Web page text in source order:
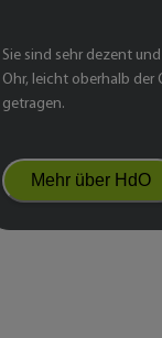
Sie sind sehr dezent
Ohr, leicht oberhalb der
getragen.
Mehr über HdO